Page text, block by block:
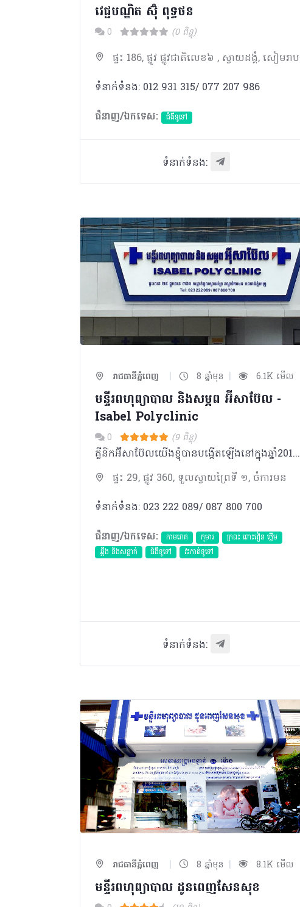
វេជ្ជបណ្ឌិត ស៊ុំ ពុទ្ធថន​
0 (0 ពិន្ទុ)
ផ្ទះ 186, ផ្លូវ ផ្លូវជាតិលេខ៦ , ស្វាយដង្គំ, សៀមរាប
ទំនាក់ទំនង: 012 931 315/ 077 207 986
ជំនាញ/ឯកទេស:
ជំងឺទូទៅ
ទំនាក់ទំនង:
រាជធានីភ្នំពេញ | 8 ឆ្នាំមុន | 6.1K មើល
មន្ទីរពហុព្យាបាល និងសម្ភព អ៊ីសាប៊ែល -
Isabel Polyclinic
0 (9 ពិន្ទុ)
គ្លីនិកអ៊ីសាប៊ែលយើងខ្ញុំបានបង្កើតឡើងនៅក្នុងឆ្នាំ2017 ៌បានបំពាក់ដោយឧបករណ៍បរិក្ខាពេទ្រថ្មីៗទំនើប​ និង ​មានក្រុមវិជ្ជបណ្ឌិតមានជំនាញ ប្រកបដោយភាពទុក្ខចិត្ត ។
ផ្ទះ 29, ផ្លូវ 360, ទួលស្វាយព្រៃទី ១, ចំការមន
ទំនាក់ទំនង: 023 222 089/ 087 800 700
ជំនាញ/ឯកទេស:
កាមរោគ កុមារ
ក្រពះ ពោះវៀន ថ្លើម
ឆ្អឹង និងសន្លាក់
ជំងឺទូទៅ វះកាត់ទូទៅ
ទំនាក់ទំនង:
រាជធានីភ្នំពេញ | 8 ឆ្នាំមុន | 8.1K មើល
មន្ទីរពហុព្យាបាល ដូនពេញសែនសុខ